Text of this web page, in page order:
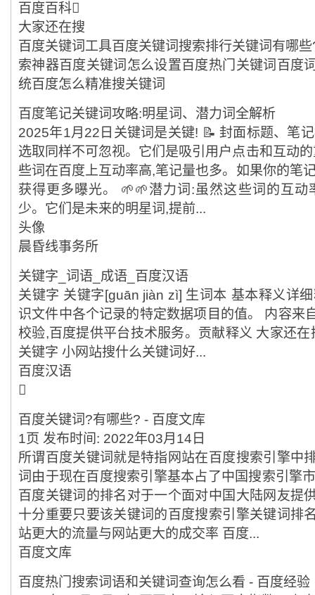
百度百科
大家还在搜
百度关键词工具百度关键词搜索排行关键词有哪
索神器百度关键词怎么设置百度热门关键词百度
统百度怎么精准搜关键词
百度笔记关键词攻略:明星词、潜力词全解析
2025年1月22日关键词是关键! 📝 封面标题、笔
选取同样不可忽视。它们是吸引用户点击和互动
些词在百度上互动率高,笔记量也多。如果你的笔
获得更多曝光。 🌱🌱潜力词:虽然这些词的互动
少。它们是未来的明星词,提前...
头像
晨昏线事务所
关键字_词语_成语_百度汉语
关键字 关键字[guān jiàn zì] 生词本 基本释义详
识文件中各个记录的特定数据项目的值。 内容来
校验,百度提供平台技术服务。贡献释义 大家还
关键字 小网站搜什么关键词好...
百度汉语

百度关键词?有哪些? - 百度文库
1页 发布时间: 2022年03月14日
所谓百度关键词就是特指网站在百度搜索引擎中
词由于现在百度搜索引擎基本占了中国搜索引擎
百度关键词的排名对于一个面对中国大陆网友提
十分重要只要该关键词的百度搜索引擎关键词排
站更大的流量与网站更大的成交率 百度...
百度文库
百度热门搜索词语和关键词查询怎么看 - 百度经验